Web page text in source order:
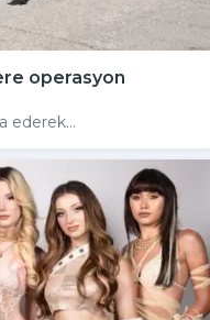
operasyon
ederek...